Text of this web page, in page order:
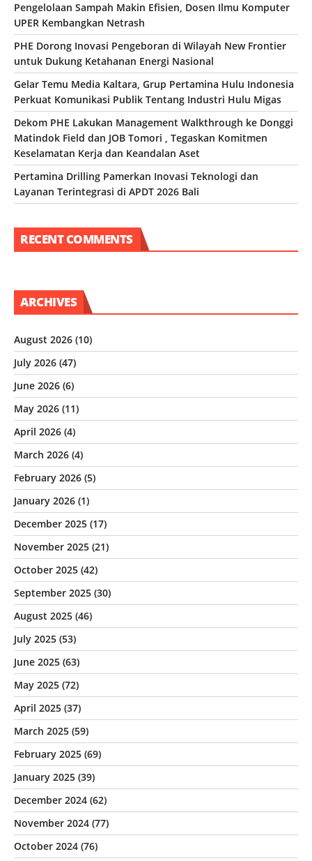
Pengelolaan Sampah Makin Efisien, Dosen Ilmu Komputer
UPER Kembangkan Netrash
PHE Dorong Inovasi Pengeboran di Wilayah New Frontier
untuk Dukung Ketahanan Energi Nasional
Gelar Temu Media Kaltara, Grup Pertamina Hulu Indonesia
Perkuat Komunikasi Publik Tentang Industri Hulu Migas
Dekom PHE Lakukan Management Walkthrough ke Donggi
Matindok Field dan JOB Tomori , Tegaskan Komitmen
Keselamatan Kerja dan Keandalan Aset
Pertamina Drilling Pamerkan Inovasi Teknologi dan
Layanan Terintegrasi di APDT 2026 Bali
RECENT COMMENTS
ARCHIVES
August 2026 (10)
July 2026 (47)
June 2026 (6)
May 2026 (11)
April 2026 (4)
March 2026 (4)
February 2026 (5)
January 2026 (1)
December 2025 (17)
November 2025 (21)
October 2025 (42)
September 2025 (30)
August 2025 (46)
July 2025 (53)
June 2025 (63)
May 2025 (72)
April 2025 (37)
March 2025 (59)
February 2025 (69)
January 2025 (39)
December 2024 (62)
November 2024 (77)
October 2024 (76)